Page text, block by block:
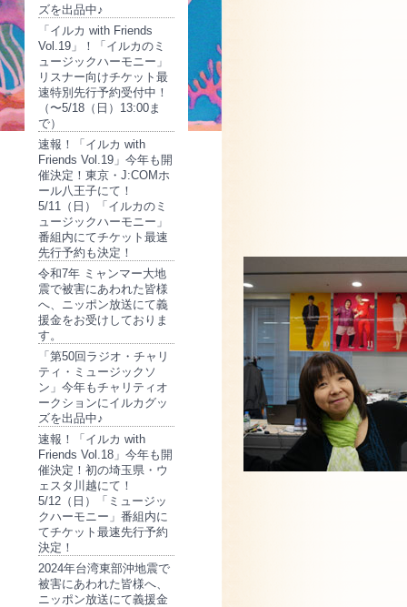
ズを出品中♪
「イルカ with Friends
Vol.19」！「イルカのミ
ュージックハーモニー」
リスナー向けチケット最
速特別先行予約受付中！
（〜5/18（日）13:00ま
で）
速報！「イルカ with
Friends Vol.19」今年も開
催決定！東京・J:COMホ
ール八王子にて！
5/11（日）「イルカのミ
ュージックハーモニー」
番組内にてチケット最速
先行予約も決定！
令和7年 ミャンマー大地
震で被害にあわれた皆様
へ、ニッポン放送にて義
援金をお受けしておりま
す。
「第50回ラジオ・チャリ
ティ・ミュージックソ
ン」今年もチャリティオ
ークションにイルカグッ
ズを出品中♪
速報！「イルカ with
Friends Vol.18」今年も開
催決定！初の埼玉県・ウ
ェスタ川越にて！
5/12（日）「ミュージッ
クハーモニー」番組内に
てチケット最速先行予約
決定！
2024年台湾東部沖地震で
被害にあわれた皆様へ、
ニッポン放送にて義援金